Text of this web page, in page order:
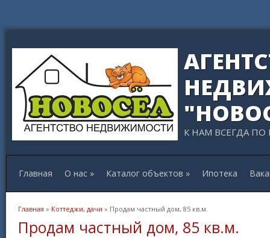
К НАМ ВСЕГДА ПО
Главная О нас » Каталог объектов » Ипотека
Вы здесь
Главная » Коттеджи, дачи » Продам частный дом, 85 кв.м.
Продам частный дом, 85 кв.м.